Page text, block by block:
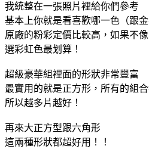
我統整在一張照片裡給你們參考
基本上你就是看喜歡哪一色（跟金
原廠的粉彩定價比較高，如果不
選彩虹色最划算！
超級豪華組裡面的形狀非常豐富
最實用的就是正方形，所有的組
所以越多片越好！
再來大正方型跟六角形
這兩種形狀都超好用！！